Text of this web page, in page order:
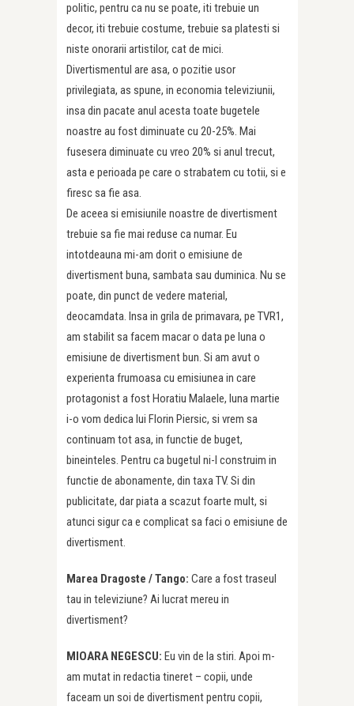
politic, pentru ca nu se poate, iti trebuie un
decor, iti trebuie costume, trebuie sa platesti si
niste onorarii artistilor, cat de mici.
Divertismentul are asa, o pozitie usor
privilegiata, as spune, in economia televiziunii,
insa din pacate anul acesta toate bugetele
noastre au fost diminuate cu 20-25%. Mai
fusesera diminuate cu vreo 20% si anul trecut,
asta e perioada pe care o strabatem cu totii, si e
firesc sa fie asa.
De aceea si emisiunile noastre de divertisment
trebuie sa fie mai reduse ca numar. Eu
intotdeauna mi-am dorit o emisiune de
divertisment buna, sambata sau duminica. Nu se
poate, din punct de vedere material,
deocamdata. Insa in grila de primavara, pe TVR1,
am stabilit sa facem macar o data pe luna o
emisiune de divertisment bun. Si am avut o
experienta frumoasa cu emisiunea in care
protagonist a fost Horatiu Malaele, luna martie
i-o vom dedica lui Florin Piersic, si vrem sa
continuam tot asa, in functie de buget,
bineinteles. Pentru ca bugetul ni-l construim in
functie de abonamente, din taxa TV. Si din
publicitate, dar piata a scazut foarte mult, si
atunci sigur ca e complicat sa faci o emisiune de
divertisment.
Marea Dragoste /Tango: Care a fost traseul
tau in televiziune? Ai lucrat mereu in
divertisment?
MIOARA NEGESCU: Eu vin de la stiri. Apoi m-
am mutat in redactia tineret – copii, unde
faceam un soi de divertisment pentru copii,